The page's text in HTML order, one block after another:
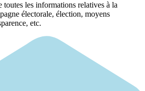
toutes les informations relatives à la
électorale, élection, moyens
etc.